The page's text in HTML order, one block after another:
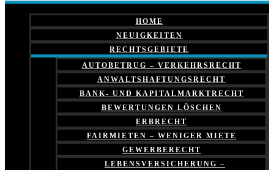
HOME
NEUIGKEITEN
RECHTSGEBIETE
AUTOBETRUG – VERKEHRSRECHT
ANWALTSHAFTUNGSRECHT
BANK- UND KAPITALMARKTRECHT
BEWERTUNGEN LÖSCHEN
ERBRECHT
FAIRMIETEN – WENIGER MIETE
GEWERBERECHT
LEBENSVERSICHERUNG –